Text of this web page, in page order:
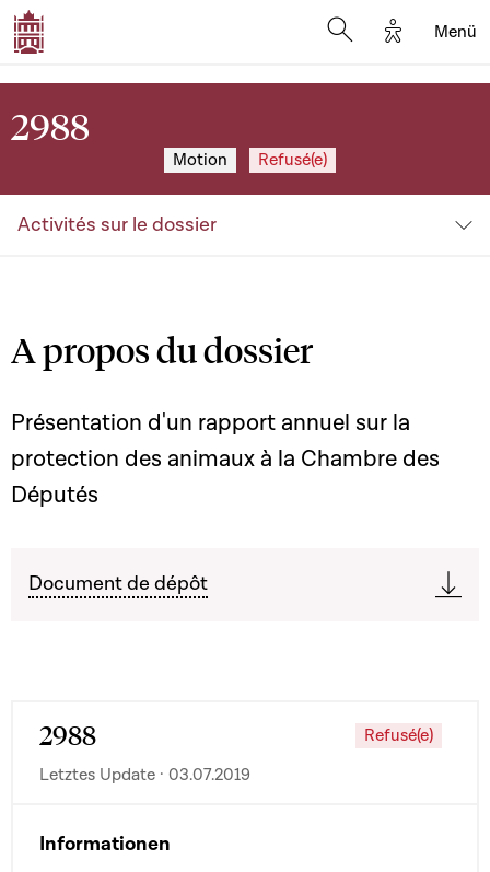
Options
Menü
2988
Motion Refusé(e)
Activités sur le dossier
A propos du dossier
Présentation d'un rapport annuel sur la
protection des animaux à la Chambre des
Députés
Document de dépôt
2988
Refusé(e)
Letztes Update · 03.07.2019
Informationen